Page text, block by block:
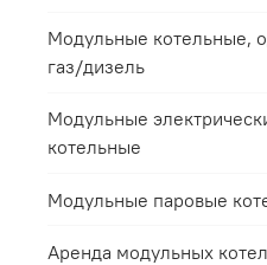
Модульные котельные,
газ/дизель
Модульные
котельные
Модульные паровые
Аренда модульных